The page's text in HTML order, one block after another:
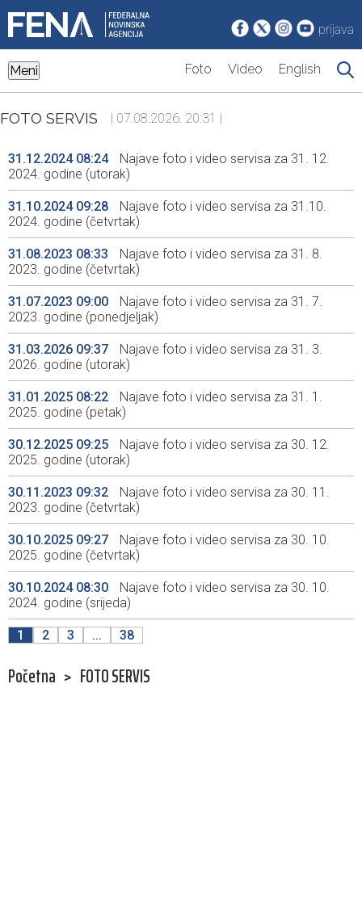
prijava
Meni Foto Video English
FOTO SERVIS | 07.08.2026. 20:31 |
31.12.2024 08:24
Najave foto i video servisa za 31. 12.
2024. godine (utorak)
31.10.2024 09:28
Najave foto i video servisa za 31.10.
2024. godine (četvrtak)
31.08.2023 08:33
Najave foto i video servisa za 31. 8.
2023. godine (četvrtak)
31.07.2023 09:00
Najave foto i video servisa za 31. 7.
2023. godine (ponedjeljak)
31.03.2026 09:37
Najave foto i video servisa za 31. 3.
2026. godine (utorak)
31.01.2025 08:22
Najave foto i video servisa za 31. 1.
2025. godine (petak)
30.12.2025 09:25
Najave foto i video servisa za 30. 12.
2025. godine (utorak)
30.11.2023 09:32
Najave foto i video servisa za 30. 11.
2023. godine (četvrtak)
30.10.2025 09:27
Najave foto i video servisa za 30. 10.
2025. godine (četvrtak)
30.10.2024 08:30
Najave foto i video servisa za 30. 10.
2024. godine (srijeda)
1 2 3 ... 38
Početna > FOTO SERVIS